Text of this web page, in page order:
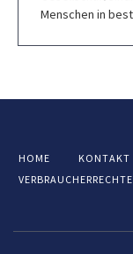
Menschen in
HOME KONTAKT
VERBRAUCHERRECHTE